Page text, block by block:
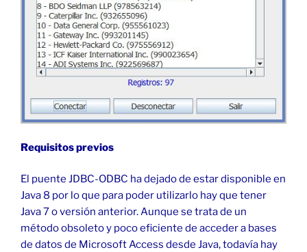
Requisitos previos
El puente JDBC-ODBC ha dejado de estar disponible en
Java 8 por lo que para poder utilizarlo hay que tener
Java 7 o versión anterior. Aunque se trata de un
método obsoleto y poco eficiente de acceder a bases
de datos de Microsoft Access desde Java, todavía hay